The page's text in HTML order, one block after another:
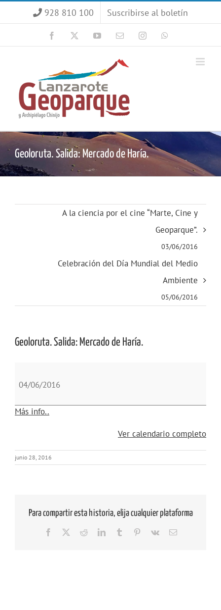
928 810 100 Suscribirse al boletín
Facebook YouTubeCorreoInstagram
Geoloruta. Salida: Mercado de Haría.
A la ciencia por el cine “Marte, Cine y
Geoparque”.
03/06/2016
Celebración del Día Mundial del Medio
Ambiente
05/06/2016
Geoloruta. Salida: Mercado de Haría.
Salida:
de
Haría.
04/06/2016
Más info..
Ver calendario completo
junio 28, 2016
Para compartir esta historia, elija cualquier plataforma
Facebook RedditLinkedInTumblr Pinterest
Vk
Correo